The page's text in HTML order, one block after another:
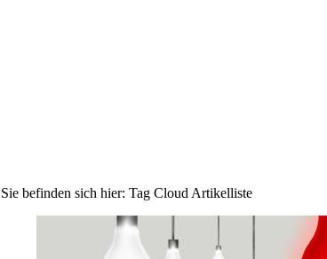
Sie befinden sich hier: Tag Cloud Artikelliste